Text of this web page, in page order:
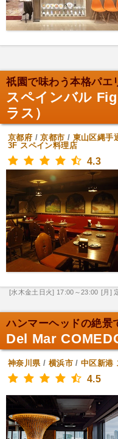
祇園で味わう本格パエ
スペインバル
ラス）
京都府 /京都市 / 東山区縄手
3F スペイン料理店
4.3
[水木金土日火] 17:00～23:00 [月]
Del Mar
神奈川県/ 横浜市/中区新港
4.5